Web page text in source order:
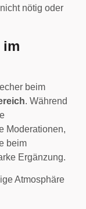
nötig oder
im
beim
. Während
Moderationen,
beim
Ergänzung.
Atmosphäre